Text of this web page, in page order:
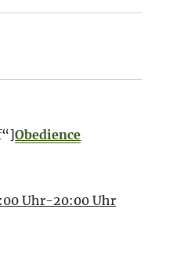
Obedience
Uhr-20:00 Uhr